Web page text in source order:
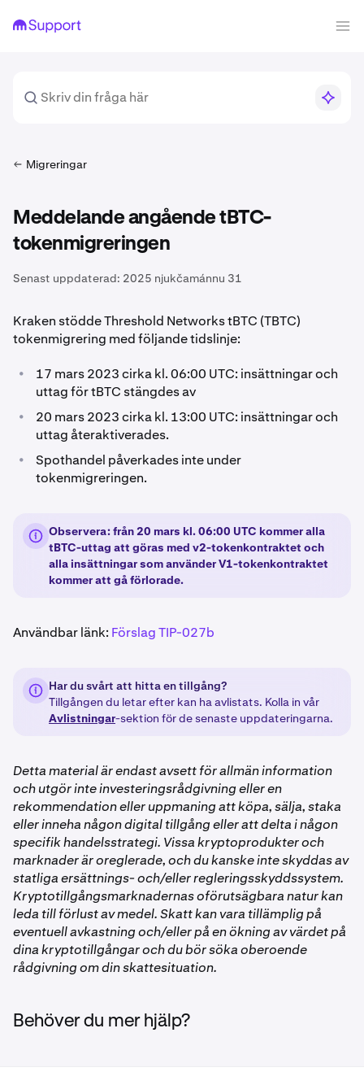
Migreringar
Meddelande angående tBTC-
tokenmigreringen
Senast uppdaterad: 2025 njukčamánnu 31
Kraken stödde Threshold Networks tBTC (TBTC)
tokenmigrering med följande tidslinje:
•
17 mars 2023 cirka kl. 06:00 UTC: insättningar och
uttag för tBTC stängdes av
•
20 mars 2023 cirka kl. 13:00 UTC: insättningar och
uttag återaktiverades.
•
Spothandel påverkades inte under
tokenmigreringen.
Observera: från 20 mars kl. 06:00 UTC kommer alla
tBTC-uttag att göras med v2-tokenkontraktet och
alla insättningar som använder V1-tokenkontraktet
kommer att gå förlorade.
Användbar länk: Förslag TIP-027b
Har du svårt att hitta en tillgång?
Tillgången du letar efter kan ha avlistats. Kolla in vår
Avlistningar-sektion för de senaste uppdateringarna.
Detta material är endast avsett för allmän information
och utgör inte investeringsrådgivning eller en
rekommendation eller uppmaning att köpa, sälja, staka
eller inneha någon digital tillgång eller att delta i någon
specifik handelsstrategi. Vissa kryptoprodukter och
marknader är oreglerade, och du kanske inte skyddas av
statliga ersättnings- och/eller regleringsskyddssystem.
Kryptotillgångsmarknadernas oförutsägbara natur kan
leda till förlust av medel. Skatt kan vara tillämplig på
eventuell avkastning och/eller på en ökning av värdet på
dina kryptotillgångar och du bör söka oberoende
rådgivning om din skattesituation.
Behöver du mer hjälp?